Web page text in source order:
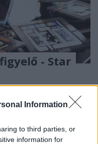
Information
to third parties, or
information for
- Star
várható
az angol ...